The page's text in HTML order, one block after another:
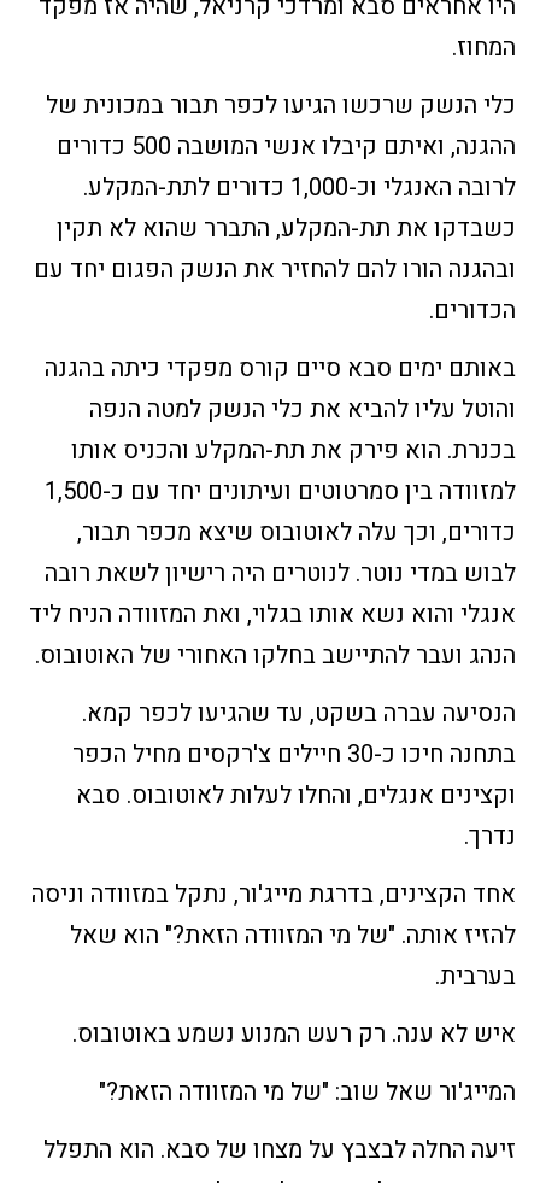
היו אחראים סבא ומרדכי קרניאל, שהיה אז מפקד
המחוז.
כלי הנשק שרכשו הגיעו לכפר תבור במכונית של
ההגנה, ואיתם קיבלו אנשי המושבה 500 כדורים
לרובה האנגלי וכ-1,000 כדורים לתת-המקלע.
כשבדקו את תת-המקלע, התברר שהוא לא תקין
ובהגנה הורו להם להחזיר את הנשק הפגום יחד עם
הכדורים.
באותם ימים סבא סיים קורס מפקדי כיתה בהגנה
והוטל עליו להביא את כלי הנשק למטה הנפה
בכנרת. הוא פירק את תת-המקלע והכניס אותו
למזוודה בין סמרטוטים ועיתונים יחד עם כ-1,500
כדורים, וכך עלה לאוטובוס שיצא מכפר תבור,
לבוש במדי נוטר. לנוטרים היה רישיון לשאת רובה
אנגלי והוא נשא אותו בגלוי, ואת המזוודה הניח ליד
הנהג ועבר להתיישב בחלקו האחורי של האוטובוס.
הנסיעה עברה בשקט, עד שהגיעו לכפר קמא.
בתחנה חיכו כ-30 חיילים צ'רקסים מחיל הכפר
וקצינים אנגלים, והחלו לעלות לאוטובוס. סבא
נדרך.
אחד הקצינים, בדרגת מייג'ור, נתקל במזוודה וניסה
להזיז אותה. "של מי המזוודה הזאת?" הוא שאל
בערבית.
איש לא ענה. רק רעש המנוע נשמע באוטובוס.
המייג'ור שאל שוב: "של מי המזוודה הזאת?"
זיעה החלה לבצבץ על מצחו של סבא. הוא התפלל